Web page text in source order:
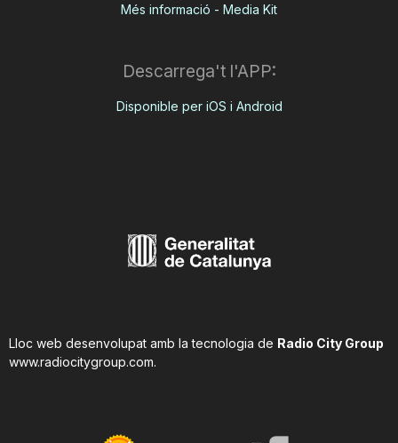
Més informació - Media Kit
Descarrega't l'APP:
Disponible per iOS i Android
Lloc web desenvolupat amb la tecnologia de Radio City Group
www.radiocitygroup.com.